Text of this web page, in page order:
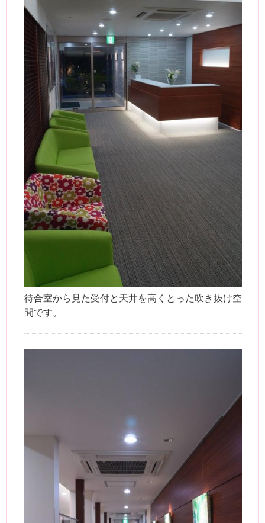
待合室から見た受付と天井を高くとった吹き抜け空
間です。